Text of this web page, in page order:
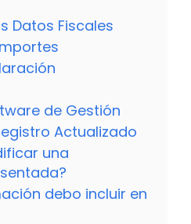
Datos Fiscales
de Gestión
Actualizado
una
debo incluir en